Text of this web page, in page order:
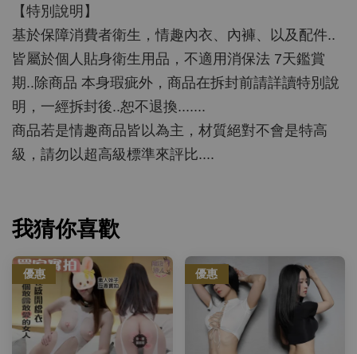
【特別說明】
基於保障消費者衛生，情趣內衣、內褲、以及配件..
皆屬於個人貼身衛生用品，不適用消保法 7天鑑賞
期..除商品 本身瑕疵外，商品在拆封前請詳讀特別說
明，一經拆封後..恕不退換.......
商品若是情趣商品皆以為主，材質絕對不會是特高
級，請勿以超高級標準來評比....
我猜你喜歡
優惠 優惠